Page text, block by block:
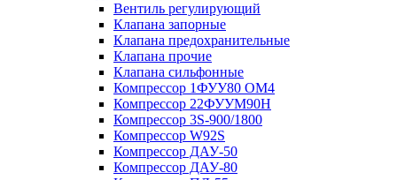
Вентиль регулирующий
Клапана запорные
Клапана предохранительные
Клапана прочие
Клапана сильфонные
Компрессор 1ФУУ80 ОМ4
Компрессор 22ФУУМ90Н
Компрессор 3S-900/1800
Компрессор W92S
Компрессор ДАУ-50
Компрессор ДАУ-80